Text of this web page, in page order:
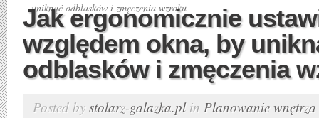
uniknąć odblasków i zmęczenia wzroku
Jak ergonomicznie
względem okna, by
odblasków i zmęczenia
Posted by stolarz-galazka.plin Planowanie